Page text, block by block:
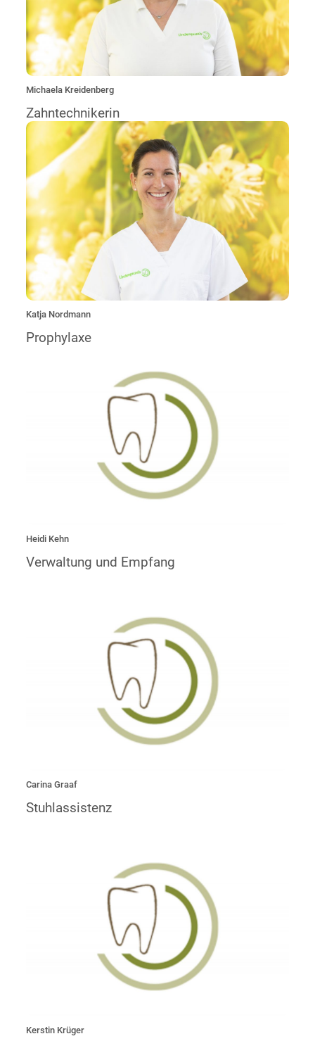
mich eine perfekte Mischung.“
Michaela Kreidenberg
Zahntechnikerin
„Ich berate Sie vorbeugend und fachgerecht. Außerdem
unterstütze ich Sie bei der Zahnpflege. Schöne und
gesunde Zähne sind jede Mühe wert!“
Katja Nordmann
Prophylaxe
„Ich bin seit über 20 Jahren im Verwaltungs- und
Abrechnungsbereich tätig. Es freut mich sehr seit August
2020 zum Team der Lindenpraxis zu gehören.“
Heidi Kehn
Verwaltung und Empfang
„Mir gefällt die Vielseitigkeit meines Berufs, sodass ich mit
Freude in allen Bereichen des Praxisalltags aushelfe.“
Carina Graaf
Stuhlassistenz
„Mit viel Empathie arbeite ich als Prophylaxehelferin und
freue mich die Mundgesundheit unserer Patientin zu
unterstützen.“
Kerstin Krüger